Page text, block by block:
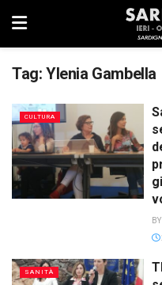
Tag: Ylenia Gambella
CULTURA
BY
SANITÀ